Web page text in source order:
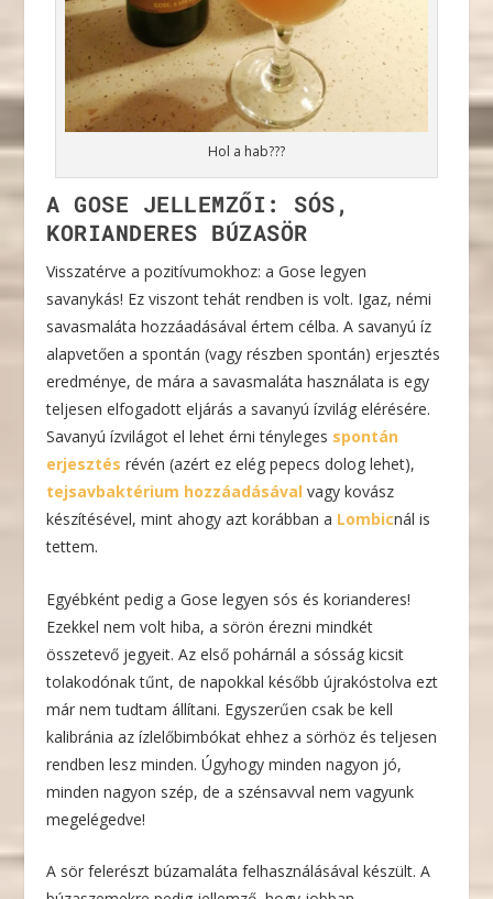
Hol a hab???
A GOSE JELLEMZŐI: SÓS,
KORIANDERES BÚZASÖR
Visszatérve a pozitívumokhoz: a Gose legyen
savanykás! Ez viszont tehát rendben is volt. Igaz, némi
savasmaláta hozzáadásával értem célba. A savanyú íz
alapvetően a spontán (vagy részben spontán) erjesztés
eredménye, de mára a savasmaláta használata is egy
teljesen elfogadott eljárás a savanyú ízvilág elérésére.
Savanyú ízvilágot el lehet érni tényleges spontán
erjesztés révén (azért ez elég pepecs dolog lehet),
tejsavbaktérium hozzáadásával vagy kovász
készítésével, mint ahogy azt korábban a Lombicnál is
tettem.
Egyébként pedig a Gose legyen sós és korianderes!
Ezekkel nem volt hiba, a sörön érezni mindkét
összetevő jegyeit. Az első pohárnál a sósság kicsit
tolakodónak tűnt, de napokkal később újrakóstolva ezt
már nem tudtam állítani. Egyszerűen csak be kell
kalibránia az ízlelőbimbókat ehhez a sörhöz és teljesen
rendben lesz minden. Úgyhogy minden nagyon jó,
minden nagyon szép, de a szénsavval nem vagyunk
megelégedve!
A sör felerészt búzamaláta felhasználásával készült. A